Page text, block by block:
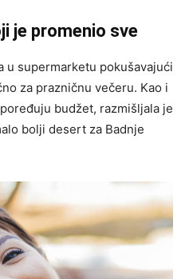
je promenio sve
u supermarketu pokušavajući
za prazničnu večeru. Kao i
budžet, razmišljala je
bolji desert za Badnje